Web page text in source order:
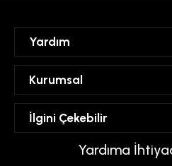
Yardım
Hesabım
Favorilerim
Kurumsal
Mesafeli Satış Sözleşmesi
Üyelik Sözleşmesi
Gizlilik ve Güvenlik Politikası
İlgini Çekebilir
Yardıma